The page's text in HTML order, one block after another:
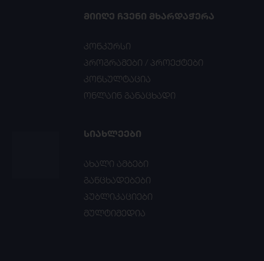
ᲛᲘᲘᲦᲔ ᲩᲕᲔᲜᲘ ᲛᲮᲐᲠᲓᲐᲭᲔᲠᲐ
კონკურსი
პროგრამები / პროექტები
კონსულტაცია
ონლაინ განაცხადი
ᲡᲘᲐᲮᲚᲔᲔᲑᲘ
ახალი ამბები
განცხადებები
პუბლიკაციები
მულტიმედია